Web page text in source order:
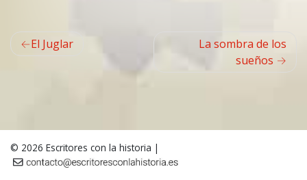
Navegación
de
El Juglar
La sombra de los
sueños
© 2026 Escritores con la historia |